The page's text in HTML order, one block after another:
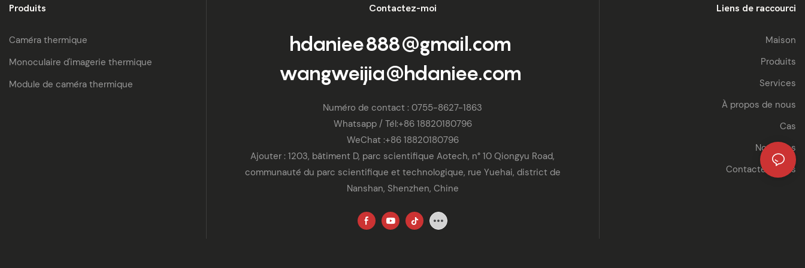
Produits
Caméra thermique
Monoculaire d'imagerie thermique
Module de caméra thermique
Contactez-moi
hdaniee888@gmail.com
wangweijia@hdaniee.com
Numéro de contact : 0755-8627-1863
Whatsapp/ Tél:+86 18820180796
WeChat :+86 18820180796
Ajouter : 1203, bâtiment D, parc scientifique Aotech, n° 10 Qiongyu Road,
communauté du parc scientifique et technologique, rue Yuehai, district de
Nanshan, Shenzhen, Chine
Liens de raccourci
Maison
Produits
Services
À propos de nous
Cas
Nouvelles
Contactez-nous